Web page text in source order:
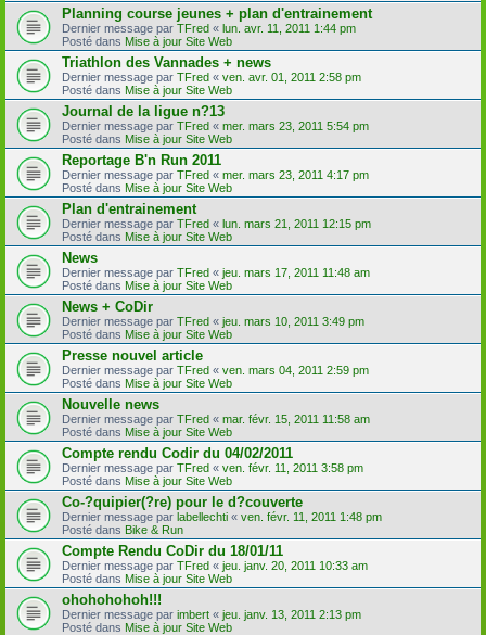
Planning course jeunes + plan d'entrainement
Dernier message par TFred « lun. avr. 11, 2011 1:44 pm
Posté dans Mise à jour Site Web
Triathlon des Vannades + news
Dernier message par TFred « ven. avr. 01, 2011 2:58 pm
Posté dans Mise à jour Site Web
Journal de la ligue n?13
Dernier message par TFred « mer. mars 23, 2011 5:54 pm
Posté dans Mise à jour Site Web
Reportage B'n Run 2011
Dernier message par TFred « mer. mars 23, 2011 4:17 pm
Posté dans Mise à jour Site Web
Plan d'entrainement
Dernier message par TFred « lun. mars 21, 2011 12:15 pm
Posté dans Mise à jour Site Web
News
Dernier message par TFred « jeu. mars 17, 2011 11:48 am
Posté dans Mise à jour Site Web
News + CoDir
Dernier message par TFred « jeu. mars 10, 2011 3:49 pm
Posté dans Mise à jour Site Web
Presse nouvel article
Dernier message par TFred « ven. mars 04, 2011 2:59 pm
Posté dans Mise à jour Site Web
Nouvelle news
Dernier message par TFred « mar. févr. 15, 2011 11:58 am
Posté dans Mise à jour Site Web
Compte rendu Codir du 04/02/2011
Dernier message par TFred « ven. févr. 11, 2011 3:58 pm
Posté dans Mise à jour Site Web
Co-?quipier(?re) pour le d?couverte
Dernier message par labellechti « ven. févr. 11, 2011 1:48 pm
Posté dans Bike & Run
Compte Rendu CoDir du 18/01/11
Dernier message par TFred « jeu. janv. 20, 2011 10:33 am
Posté dans Mise à jour Site Web
ohohohohoh!!!
Dernier message par imbert « jeu. janv. 13, 2011 2:13 pm
Posté dans Mise à jour Site Web